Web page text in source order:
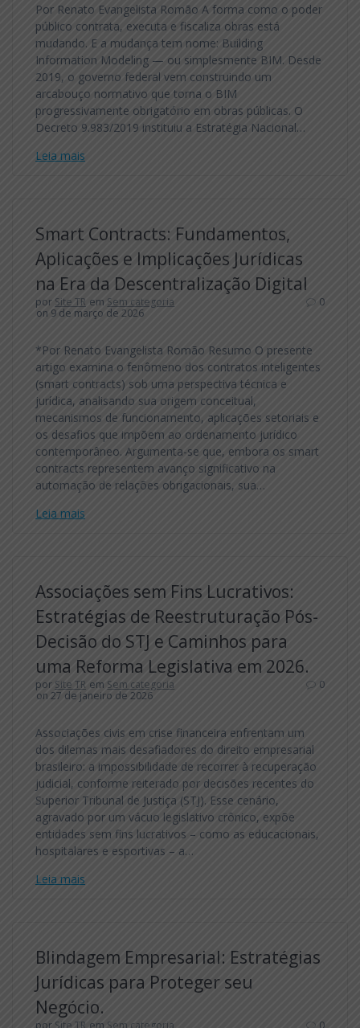
Por Renato Evangelista Romão A forma como o poder
público contrata, executa e fiscaliza obras está
mudando. E a mudança tem nome: Building
Information Modeling — ou simplesmente BIM. Desde
2019, o governo federal vem construindo um
arcabouço normativo que torna o BIM
progressivamente obrigatório em obras públicas. O
Decreto 9.983/2019 instituiu a Estratégia Nacional…
Leia mais
Smart Contracts: Fundamentos,
Aplicações e Implicações Jurídicas
na Era da Descentralização Digital
por Site TR em Sem categoria
on 9 de março de 2026
0
*Por Renato Evangelista Romão Resumo O presente
artigo examina o fenômeno dos contratos inteligentes
(smart contracts) sob uma perspectiva técnica e
jurídica, analisando sua origem conceitual,
mecanismos de funcionamento, aplicações setoriais e
os desafios que impõem ao ordenamento jurídico
contemporâneo. Argumenta-se que, embora os smart
contracts representem avanço significativo na
automação de relações obrigacionais, sua…
Leia mais
Associações sem Fins Lucrativos:
Estratégias de Reestruturação Pós-
Decisão do STJ e Caminhos para
uma Reforma Legislativa em 2026.
por Site TR em Sem categoria
on 27 de janeiro de 2026
0
Associações civis em crise financeira enfrentam um
dos dilemas mais desafiadores do direito empresarial
brasileiro: a impossibilidade de recorrer à recuperação
judicial, conforme reiterado por decisões recentes do
Superior Tribunal de Justiça (STJ). Esse cenário,
agravado por um vácuo legislativo crônico, expõe
entidades sem fins lucrativos – como as educacionais,
hospitalares e esportivas – a…
Leia mais
Blindagem Empresarial: Estratégias
Jurídicas para Proteger seu
Negócio.
por Site TR em Sem categoria 0